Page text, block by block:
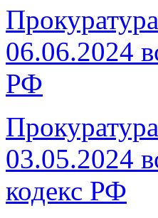
06.06.2024
РФ
03.05.2024
кодекс РФ